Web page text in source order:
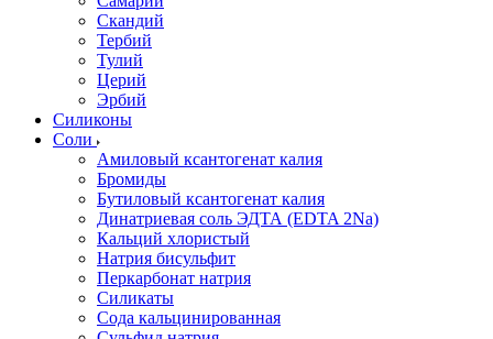
Скандий
Тербий
Тулий
Церий
Эрбий
Силиконы
Соли
Амиловый ксантогенат калия
Бромиды
Бутиловый ксантогенат калия
Динатриевая соль ЭДТА (EDTA 2Na)
Кальций хлористый
Натрия бисульфит
Перкарбонат натрия
Силикаты
Сода кальцинированная